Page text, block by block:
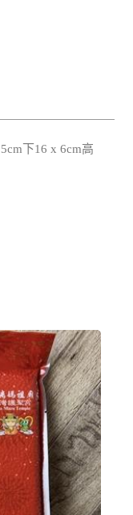
下16 x 6cm高